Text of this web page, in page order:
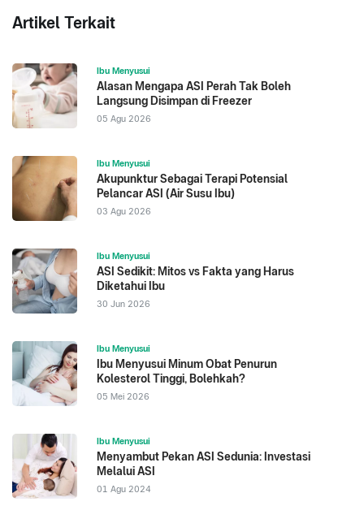
Artikel Terkait
Ibu Menyusui
Alasan Mengapa ASI Perah Tak Boleh
Langsung Disimpan di Freezer
05 Agu 2026
Ibu Menyusui
Akupunktur Sebagai Terapi Potensial
Pelancar ASI (Air Susu Ibu)
03 Agu 2026
Ibu Menyusui
ASI Sedikit: Mitos vs Fakta yang Harus
Diketahui Ibu
30 Jun 2026
Ibu Menyusui
Ibu Menyusui Minum Obat Penurun
Kolesterol Tinggi, Bolehkah?
05 Mei 2026
Ibu Menyusui
Menyambut Pekan ASI Sedunia: Investasi
Melalui ASI
01 Agu 2024